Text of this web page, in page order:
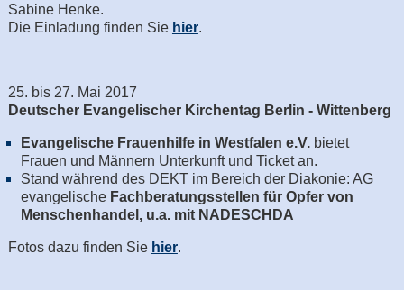
Sabine Henke.
Die Einladung finden Sie hier.
25. bis 27. Mai 2017
Deutscher Evangelischer Kirchentag Berlin - Wittenberg
Evangelische Frauenhilfe in Westfalen e.V.bietet
Frauen und Männern Unterkunft und Ticket an.
Stand während des DEKT im Bereich der Diakonie: AG
evangelische Fachberatungsstellen für Opfer von
Menschenhandel, u.a. mit NADESCHDA
Fotos dazu finden Sie hier.